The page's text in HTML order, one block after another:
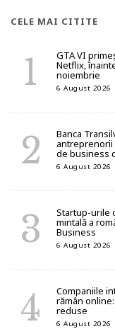
CELE MAI CITITE
GTA VI
Netflix,
noiembrie
6 August 2026
Banca
antreprenorii
de business
6 August 2026
Startup-urile
mintală a
Business
6 August 2026
Companiile
rămân
reduse
6 August 2026